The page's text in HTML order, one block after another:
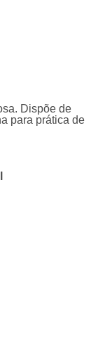
Dispõe de
para prática de